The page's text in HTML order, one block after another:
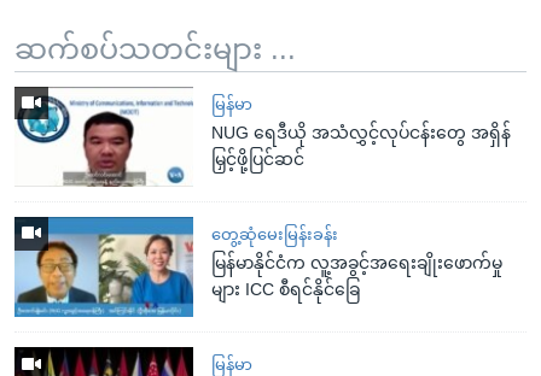
ဆက်စပ်သတင်းများ ...
မြန်မာ
NUG ရေဒီယို အသံလွှင့်လုပ်ငန်းတွေ အရှိန်
မြှင့်ဖို့ပြင်ဆင်
တွေ့ဆုံမေးမြန်းခန်း
မြန်မာနိုင်ငံက လူ့အခွင့်အရေးချိုးဖောက်မှု
များ ICC စီရင်နိုင်ခြေ
မြန်မာ